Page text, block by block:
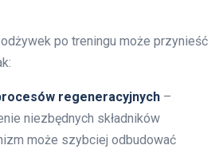
po treningu może przynieść
regeneracyjnych –
niezbędnych składników
może szybciej odbudować